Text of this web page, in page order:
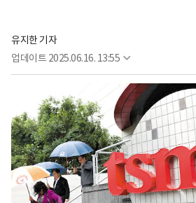
유지한 기자
업데이트 2025.06.16. 13:55